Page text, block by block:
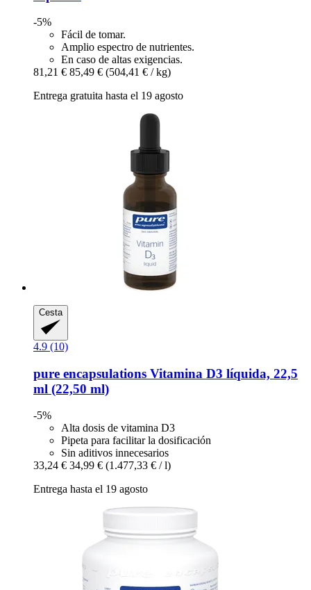
-5%
Fácil de tomar.
Amplio espectro de nutrientes.
En caso de altas exigencias.
81,21 € 85,49 € (504,41 € / kg)
Entrega gratuita hasta el 19 agosto
Cesta
4.9 (10)
pure encapsulations Vitamina D3 líquida, 22,5
ml (22,50 ml)
-5%
Alta dosis de vitamina D3
Pipeta para facilitar la dosificación
Sin aditivos innecesarios
33,24 € 34,99 € (1.477,33 € / l)
Entrega hasta el 19 agosto